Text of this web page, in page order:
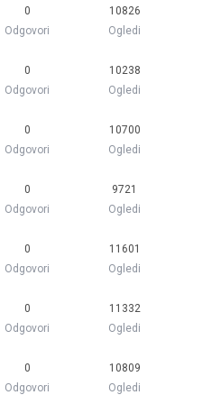
0
Odgovori
10826
Ogledi
0
Odgovori
10238
Ogledi
0
Odgovori
10700
Ogledi
0
Odgovori
9721
Ogledi
0
Odgovori
11601
Ogledi
0
Odgovori
11332
Ogledi
0
Odgovori
10809
Ogledi